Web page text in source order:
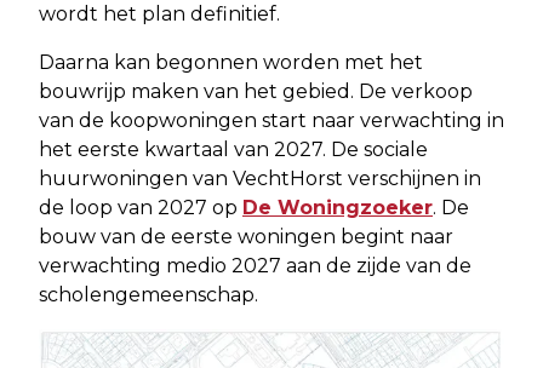
wordt het plan definitief.
Daarna kan begonnen worden met het
bouwrijp maken van het gebied. De verkoop
van de koopwoningen start naar verwachting in
het eerste kwartaal van 2027. De sociale
huurwoningen van VechtHorst verschijnen in
de loop van 2027 op De Woningzoeker. De
bouw van de eerste woningen begint naar
verwachting medio 2027 aan de zijde van de
scholengemeenschap.